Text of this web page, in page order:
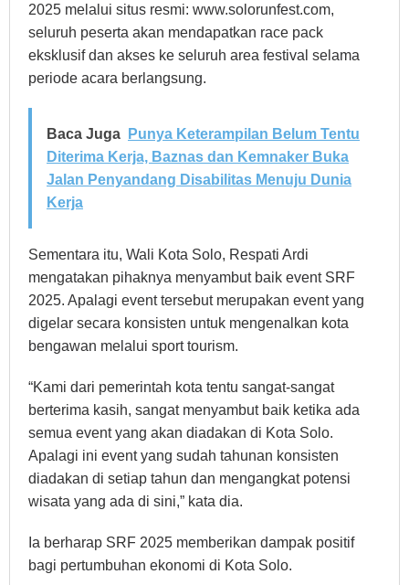
2025 melalui situs resmi: www.solorunfest.com,
seluruh peserta akan mendapatkan race pack
eksklusif dan akses ke seluruh area festival selama
periode acara berlangsung.
Baca Juga
Punya Keterampilan Belum Tentu
Diterima Kerja, Baznas dan Kemnaker Buka
Jalan Penyandang Disabilitas Menuju Dunia
Kerja
Sementara itu, Wali Kota Solo, Respati Ardi
mengatakan pihaknya menyambut baik event SRF
2025. Apalagi event tersebut merupakan event yang
digelar secara konsisten untuk mengenalkan kota
bengawan melalui sport tourism.
“Kami dari pemerintah kota tentu sangat-sangat
berterima kasih, sangat menyambut baik ketika ada
semua event yang akan diadakan di Kota Solo.
Apalagi ini event yang sudah tahunan konsisten
diadakan di setiap tahun dan mengangkat potensi
wisata yang ada di sini,” kata dia.
Ia berharap SRF 2025 memberikan dampak positif
bagi pertumbuhan ekonomi di Kota Solo.